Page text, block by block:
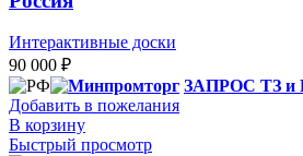
Интерактивные доски
90 000 ₽
ЗАПРОС ТЗ и
Добавить в пожелания
В корзину
Быстрый просмотр